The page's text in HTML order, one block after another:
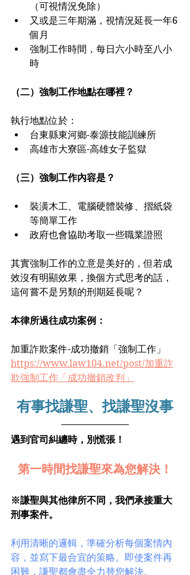
（可視情況免除）
又或是三年期滿，視情況延長一年6
個月
強制工作時間，每日六小時至八小
時
（二）強制工作地點在哪裡？
執行地點位於：
台東縣東河鄉-泰源技能訓練所
高雄市大寮區-高雄女子監獄
（三）強制工作內容是？
裝潢木工、電腦硬體裝修、摺紙袋
等簡單工作
政府也會協助考取一些職業證照
其實強制工作的立意是美好的，但若成
效沒有明顯效果，換個方式思考的話，
這何嘗不是另類的刑期延長呢？
本律所過往成功案例：
加重詐欺案件-成功撤銷「強制工作」
https://www.law104.net/post/加重詐
欺強制工作「成功撤銷改判」
有事找謙聖、找謙聖沒事
遇到官司糾纏時，別慌張！﻿
第一時間找謙聖來為您解決！﻿
※謙聖與其他律所不同，我們承接重大
刑事案件。
利用清晰的邏輯，準確分析每個案情內
容，並寫下最合宜的策略。即使案件再
困難，謙聖都會盡全力替您解決。